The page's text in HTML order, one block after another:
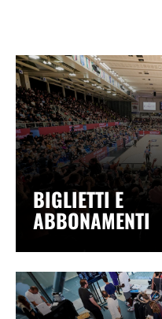
BIGLIETTI E
ABBONAMENTI